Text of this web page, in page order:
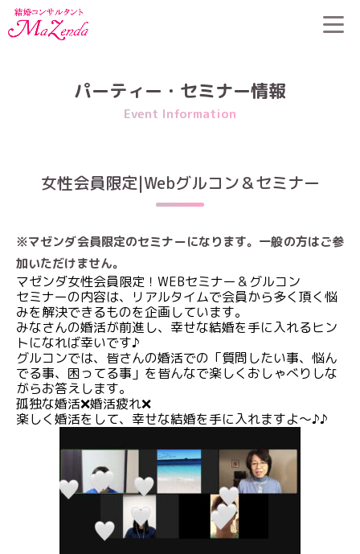
パーティー・セミナー情報
Event Information
女性会員限定|Webグルコン＆セミナー
※マゼンダ会員限定のセミナーになります。一般の方はご参
加いただけません。
マゼンダ女性会員限定！WEBセミナー＆グルコン
セミナーの内容は、リアルタイムで会員から多く頂く悩
みを解決できるものを企画しています。
みなさんの婚活が前進し、幸せな結婚を手に入れるヒン
トになれば幸いです♪
グルコンでは、皆さんの婚活での「質問したい事、悩ん
でる事、困ってる事」を皆んなで楽しくおしゃべりしな
がらお答えします。
孤独な婚活❌婚活疲れ❌
楽しく婚活をして、幸せな結婚を手に入れますよ〜♪♪